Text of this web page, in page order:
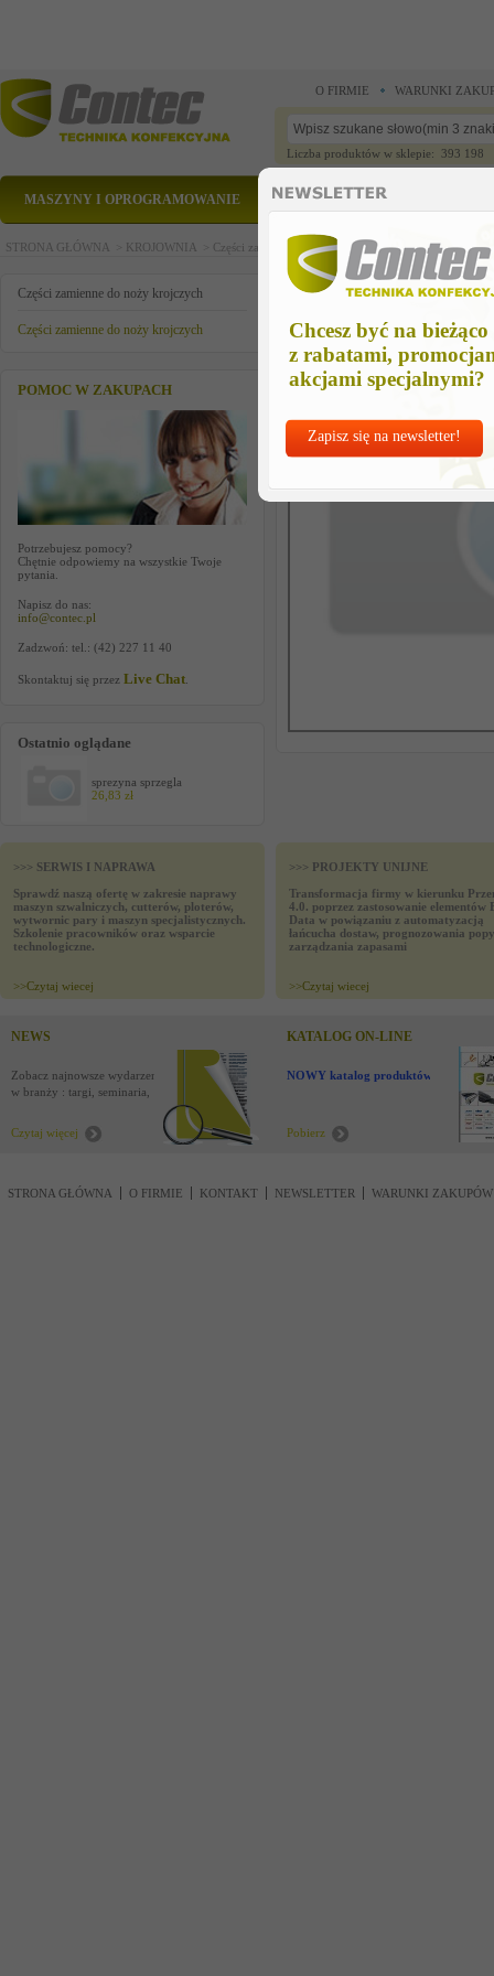
Chcesz być na bieżąco
z rabatami,
akcjami specjalnymi?
Zapisz się na newsletter!
O FIRMIE WARUNKI
Liczba produktów w sklepie: 393 198
MASZYNY I OPROGRAMOWANIE CZĘŚCI ZAMIENNE
STRONA GŁÓWNA > KROJOWNIA > Części zamienne do noży krojczych >Części
Części zamienne do noży krojczych
Części zamienne do noży krojczych
POMOC W ZAKUPACH
Potrzebujesz pomocy?
Chętnie odpowiemy na wszystkie Twoje
pytania.
Napisz do nas:
info@contec.pl
Zadzwoń: tel.: (42) 227 11 40
Skontaktuj się przez Live Chat
Ostatnio oglądane
sprezyna sprzegla
26,83 zł
sprezyna sprzegla
>>> SERWIS I NAPRAWA
Sprawdź naszą ofertę w zakresie naprawy
maszyn szwalniczych, cutterów, ploterów,
wytwornic pary i maszyn specjalistycznych.
Szkolenie pracowników oraz wsparcie
technologiczne.
>>Czytaj wiecej
>>> PROJEKTY UNIJNE
Transformacja firmy w kierunku
4.0. poprzez zastosowanie elementów
Data w powiązaniu z automatyzacją
łańcucha dostaw, prognozowania
zarządzania zapasami
>>Czytaj wiecej
NEWS
Zobacz najnowsze wydarzenia
w branży : targi, seminaria,
Czytaj więcej
KATALOG ON-LINE
NOWY katalog produktów !
Pobierz
STRONA GŁÓWNA O FIRMIE KONTAKT NEWSLETTER WARUNKI ZAKUPÓW